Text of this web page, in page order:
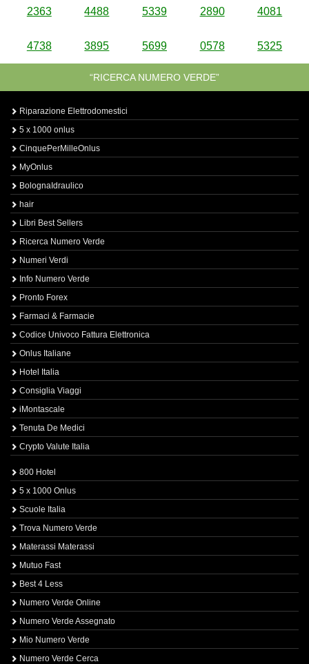
2363 4488 5339 2890 4081
4738 3895 5699 0578 5325
“RICERCA NUMERO VERDE”
Riparazione Elettrodomestici
5 x 1000 onlus
CinquePerMilleOnlus
MyOnlus
BolognaIdraulico
hair
Libri Best Sellers
Ricerca Numero Verde
Numeri Verdi
Info Numero Verde
Pronto Forex
Farmaci & Farmacie
Codice Univoco Fattura Elettronica
Onlus Italiane
Hotel Italia
Consiglia Viaggi
iMontascale
Tenuta De Medici
Crypto Valute Italia
800 Hotel
5 x 1000 Onlus
Scuole Italia
Trova Numero Verde
Materassi Materassi
Mutuo Fast
Best 4 Less
Numero Verde Online
Numero Verde Assegnato
Mio Numero Verde
Numero Verde Cerca